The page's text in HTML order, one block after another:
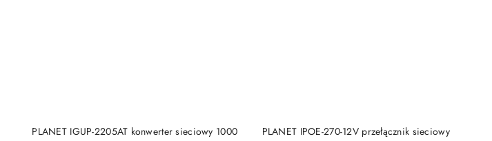
PLANET IGUP-2205AT konwerter sieciowy 1000
DO KOSZYKA
PLANET IPOE-270-12V przełącznik sieciowy
DO KOSZYKA